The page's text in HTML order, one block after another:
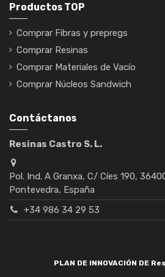
Productos TOP
Comprar Fibras y prepregs
Comprar Resinas
Comprar Materiales de Vacío
Comprar Núcleos Sandwich
Contáctanos
Resinas Castro S. L.
Pol. Ind. A Granxa, C/ Cíes 190,
Pontevedra, España
+34 986 34 29 53
PLAN DE INNOVACIÓN DE